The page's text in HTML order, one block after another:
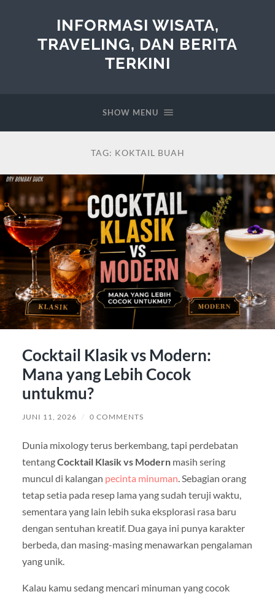
INFORMASI WISATA,
TRAVELING, DAN BERITA
TERKINI
SHOW MENU
TAG: KOKTAIL BUAH
Cocktail Klasik vs Modern:
Mana yang Lebih Cocok
untukmu?
JUNI 11, 2026 / 0 COMMENTS
Dunia mixology terus berkembang, tapi perdebatan
tentangCocktail Klasik vs Modernmasih sering
muncul di kalangan pecinta minuman . Sebagian orang
tetap setia pada resep lama yang sudah teruji waktu,
sementara yang lain lebih suka eksplorasi rasa baru
dengan sentuhan kreatif. Dua gaya ini punya karakter
berbeda, dan masing-masing menawarkan pengalaman
yang unik.
Kalau kamu sedang mencari minuman yang cocok